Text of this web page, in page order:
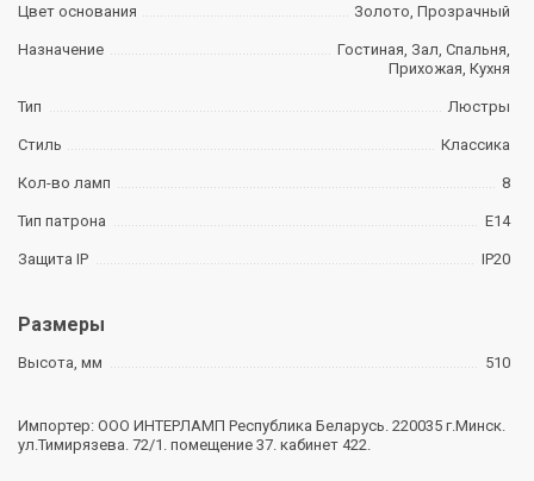
Цвет основания Золото, Прозрачный
Назначение
Гостиная, Зал, Спальня,
Прихожая, Кухня
Тип Люстры
Стиль Классика
Кол-во ламп 8
Тип патрона Е14
Защита IP IP20
Размеры
Высота, мм 510
Импортер: ООО ИНТЕРЛАМП Республика Беларусь. 220035 г.Минск.
ул.Тимирязева. 72/1. помещение 37. кабинет 422.